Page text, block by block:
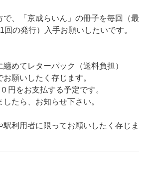
で、「京成らいん」の冊子を毎回（最
回の発行）入手お願いしたいです。
めてレターパック（送料負担）
願いしたく存じます。
円をお支払する予定です。
たら、お知らせ下さい。
利用者に限ってお願いしたく存じま